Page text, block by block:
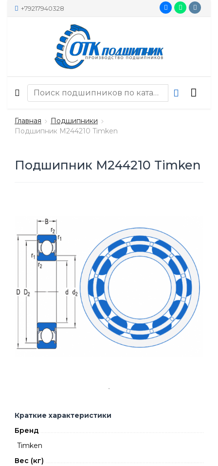
+79217940328
Главная
Подшипники
Подшипник M244210 Timken
Подшипник M244210 Timken
Краткие характеристики
Бренд
Timken
Вес (кг)